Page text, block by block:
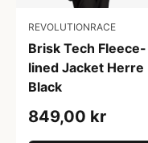
REVOLUTIONRACE
Brisk Tech Fleece-
lined Jacket Herre
Black
849,00 kr